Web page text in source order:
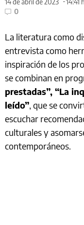
14 de abril de 2023 14:41 h
0
La literatura como
entrevista como
inspiración de los
se combinan en
prestadas”, “La
leído”, que se
escuchar
culturales y
contemporáneos.